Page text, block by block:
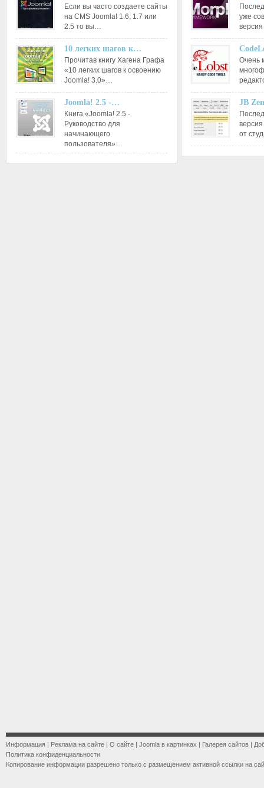
Если вы часто создаете сайты
на CMS Joomla! 1.6, 1.7 или
2.5 то вы…
10 легких шагов к…
Прочитав книгу Хагена Графа
«10 легких шагов к освоению
Joomla! 3.0»…
Joomla! 2.5 -…
Книга «Joomla! 2.5 -
Руководство для
начинающего
пользователя»…
уже
Очень
JB
от
Информация | Реклама на сайте | О сайте | Joomla в картинках | Галерея сайтов |
Политика конфиденциальности
Копирование информации разрешено только с размещением активной ссылки на